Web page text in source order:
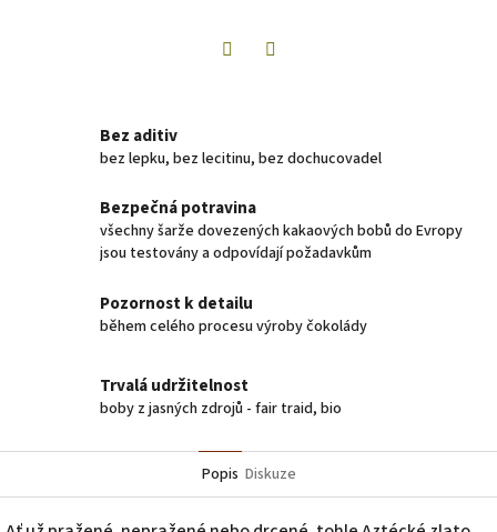
Bez aditiv
bez lepku, bez lecitinu, bez dochucovadel
Bezpečná potravina
všechny šarže dovezených kakaových bobů do Evropy
jsou testovány a odpovídají požadavkům
Pozornost k detailu
během celého procesu výroby čokolády
Trvalá udržitelnost
boby z jasných zdrojů - fair traid, bio
Popis Diskuze